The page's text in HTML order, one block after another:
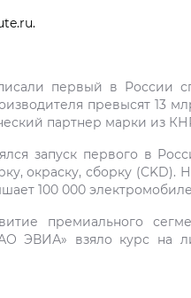
первый в России
превысят 13
партнер марки из
запуск первого в
окраску, сборку (CKD).
100 000
премиального
ЭВИА» взяло курс на